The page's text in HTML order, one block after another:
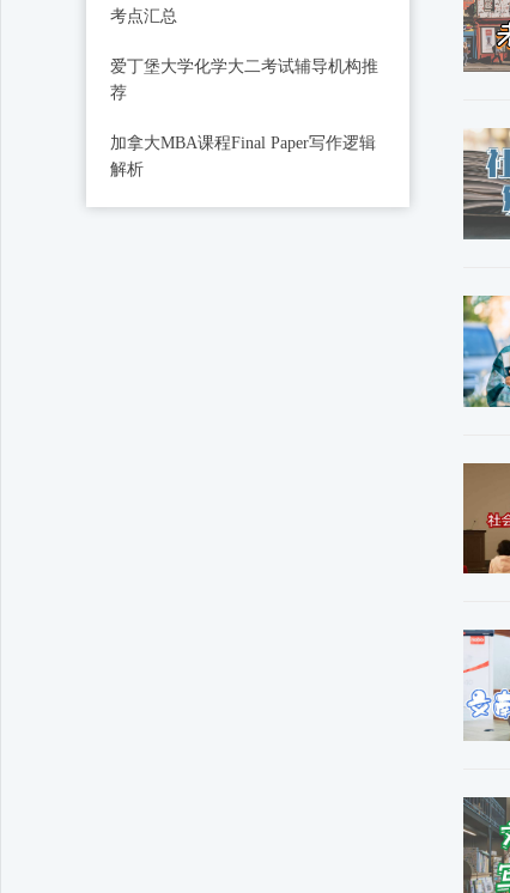
考点汇总
爱丁堡大学化学大二考试辅导机构推
荐
加拿大MBA课程Final Paper写作逻辑
解析